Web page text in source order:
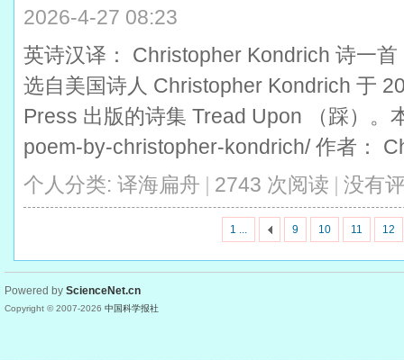
2026-4-27 08:23
英诗汉译： Christopher Kondrich 诗一
选自美国诗人 Christopher Kondrich 于
Press 出版的诗集 Tread Upon （踩）。
poem-by-christopher-kondrich/ 作者：
个人分类: 译海扁舟 | 2743 次阅读 | 没有
1 ... 9 10 11 12
Powered by ScienceNet.cn
Copyright © 2007-2026 中国科学报社